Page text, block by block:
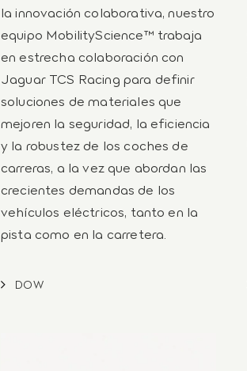
la innovación colaborativa, nuestro
equipo MobilityScience™ trabaja
en estrecha colaboración con
Jaguar TCS Racing para definir
soluciones de materiales que
mejoren la seguridad, la eficiencia
y la robustez de los coches de
carreras, a la vez que abordan las
crecientes demandas de los
vehículos eléctricos, tanto en la
pista como en la carretera.
DOW